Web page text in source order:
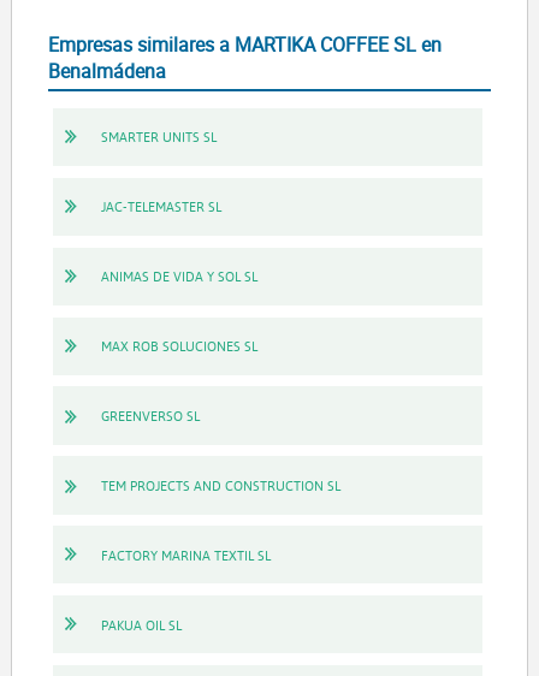
Empresas similares a MARTIKA COFFEE SL en
Benalmádena
SMARTER UNITS SL
JAC-TELEMASTER SL
ANIMAS DE VIDA Y SOL SL
MAX ROB SOLUCIONES SL
GREENVERSO SL
TEM PROJECTS AND CONSTRUCTION SL
FACTORY MARINA TEXTIL SL
PAKUA OIL SL